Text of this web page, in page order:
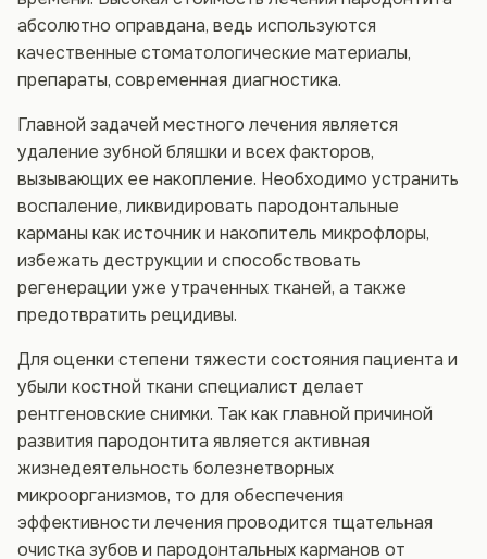
абсолютно оправдана, ведь используются
качественные стоматологические материалы,
препараты, современная диагностика.
Главной задачей местного лечения является
удаление зубной бляшки и всех факторов,
вызывающих ее накопление. Необходимо устранить
воспаление, ликвидировать пародонтальные
карманы как источник и накопитель микрофлоры,
избежать деструкции и способствовать
регенерации уже утраченных тканей, а также
предотвратить рецидивы.
Для оценки степени тяжести состояния пациента и
убыли костной ткани специалист делает
рентгеновские снимки. Так как главной причиной
развития пародонтита является активная
жизнедеятельность болезнетворных
микроорганизмов, то для обеспечения
эффективности лечения проводится тщательная
очистка зубов и пародонтальных карманов от